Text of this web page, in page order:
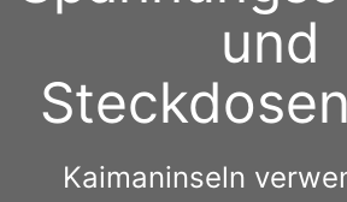
und
Kaimaninseln